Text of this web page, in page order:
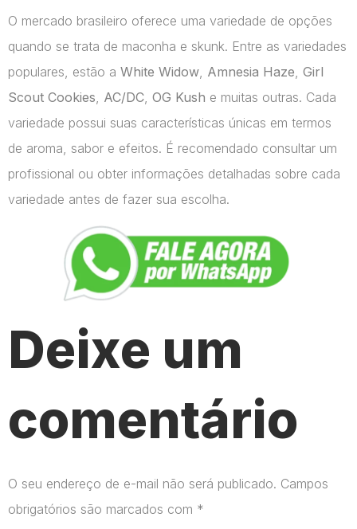
O mercado brasileiro oferece uma variedade de opções
quando se trata de maconha e skunk. Entre as variedades
populares, estão a White Widow Amnesia Haze Girl
Scout Cookies AC/DC OG Kush e muitas outras. Cada
variedade possui suas características únicas em termos
de aroma, sabor e efeitos. É recomendado consultar um
profissional ou obter informações detalhadas sobre cada
variedade antes de fazer sua escolha.
Deixe um
comentário
O seu endereço de e-mail não será publicado. Campos
obrigatórios são marcados com *